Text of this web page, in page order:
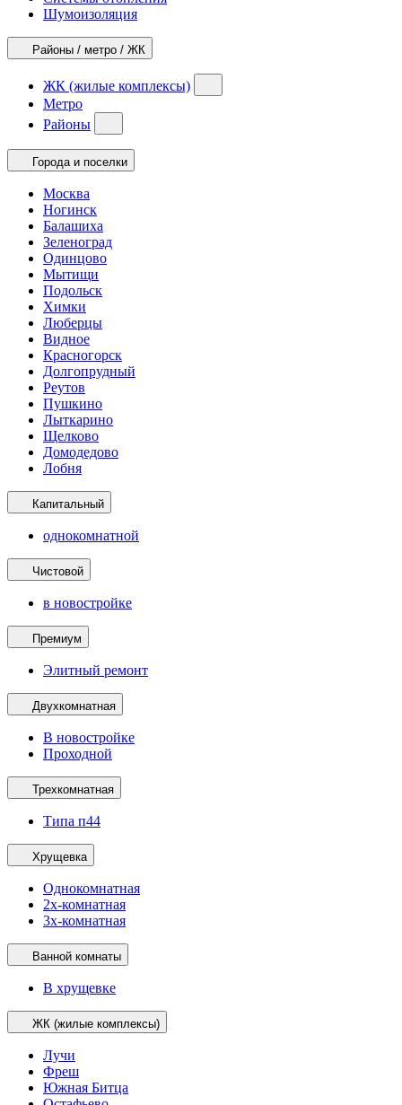
Шумоизоляция
Районы / метро / ЖК
ЖК (жилые комплексы)
Метро
Районы
Города и поселки
Москва
Ногинск
Балашиха
Зеленоград
Одинцово
Мытищи
Подольск
Химки
Люберцы
Видное
Красногорск
Долгопрудный
Реутов
Пушкино
Лыткарино
Щелково
Домодедово
Лобня
Капитальный
однокомнатной
Чистовой
в новостройке
Премиум
Элитный ремонт
Двухкомнатная
В новостройке
Проходной
Трехкомнатная
Типа п44
Хрущевка
Однокомнатная
2х-комнатная
3х-комнатная
Ванной комнаты
В хрущевке
ЖК (жилые комплексы)
Лучи
Фреш
Южная Битца